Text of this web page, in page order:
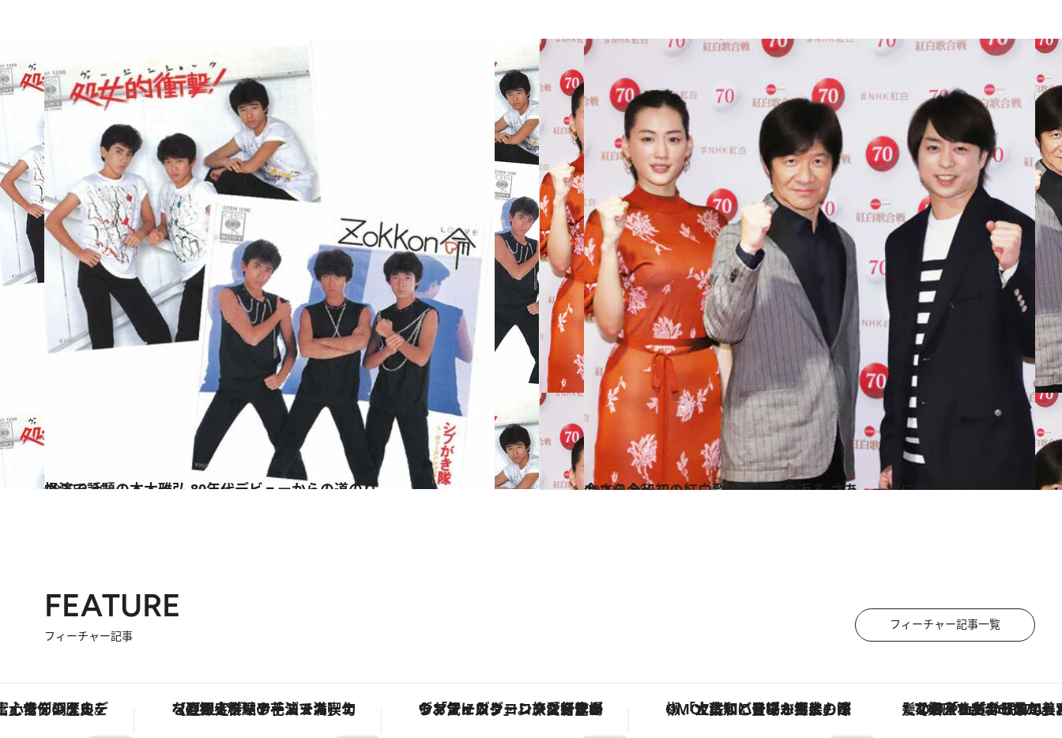
2020.2.29
怪演で話題の本木雅弘 80年代デビューからの道のり
カルチャー 2020.1.22
今さら令和初の紅白歌合戦を振り返る さあ、一緒に“時を戻そう”
カルチャー
FEATURE
フィーチャー記事
フィーチャー記事一覧
タルデトックス。冨士信仰の歴史を辿り、心身を調える。 【夏限定ディナーコース】旬を迎える稚鮎や花ズッキーニなどをイタリア・トスカーナの郷土料理の手法で満喫！ ヴァシュロン・コンスタンタン「オーヴァーシーズ・オートマティック」。旅愛好家のお気に入りコレクションから、ジェンダーレスな新作が登場 「土佐和ハーブかき氷」がOMO7高知に登場！生姜、山椒、大葉など目にも舌にも涼を呼ぶ郷土の味